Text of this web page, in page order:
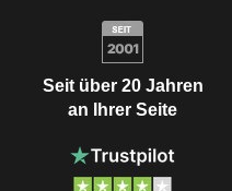
Seit über 20 Jahren
an Ihrer Seite